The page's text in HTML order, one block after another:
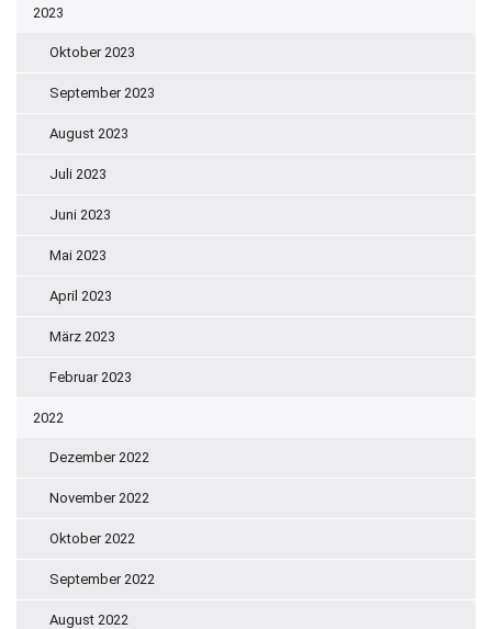
2023
Oktober 2023
September 2023
August 2023
Juli 2023
Juni 2023
Mai 2023
April 2023
März 2023
Februar 2023
2022
Dezember 2022
November 2022
Oktober 2022
September 2022
August 2022